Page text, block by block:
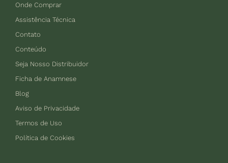
Onde Comprar
Assistência Técnica
Contato
Conteúdo
Seja Nosso Distribuidor
Ficha de Anamnese
Blog
Aviso de Privacidade
Termos de Uso
Política de Cookies